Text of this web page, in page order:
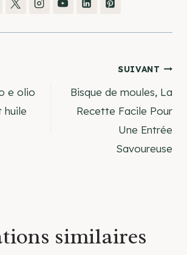
e olio
huile
SUIVANT
Bisque de moules, La
Recette Facile Pour
Une Entrée
Savoureuse
similaires